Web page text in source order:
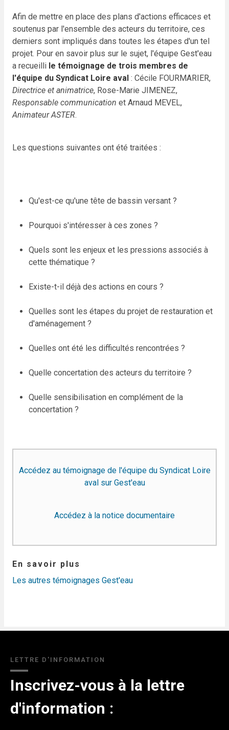
Afin de mettre en place des plans d'actions efficaces et
soutenus par l'ensemble des acteurs du territoire, ces
derniers sont impliqués dans toutes les étapes d'un tel
projet. Pour en savoir plus sur le sujet, l'équipe Gest'eau
a recueilli le témoignage de trois membres de
l'équipe du Syndicat Loire aval : Cécile FOURMARIER,
Directrice et animatrice, Rose-Marie JIMENEZ,
Responsable communication et Arnaud MEVEL,
Animateur ASTER.
Les questions suivantes ont été traitées :
Qu'est-ce qu'une tête de bassin versant ?
Pourquoi s'intéresser à ces zones ?
Quels sont les enjeux et les pressions associés à
cette thématique ?
Existe-t-il déjà des actions en cours ?
Quelles sont les étapes du projet de restauration et
d'aménagement ?
Quelles ont été les difficultés rencontrées ?
Quelle concertation des acteurs du territoire ?
Quelle sensibilisation en complément de la
concertation ?
Accédez au témoignage de l'équipe du Syndicat Loire
aval sur Gest'eau
Accédez à la notice documentaire
En savoir plus
Les autres témoignages Gest'eau
LETTRE D'INFORMATION
Inscrivez-vous à la lettre
d'information :